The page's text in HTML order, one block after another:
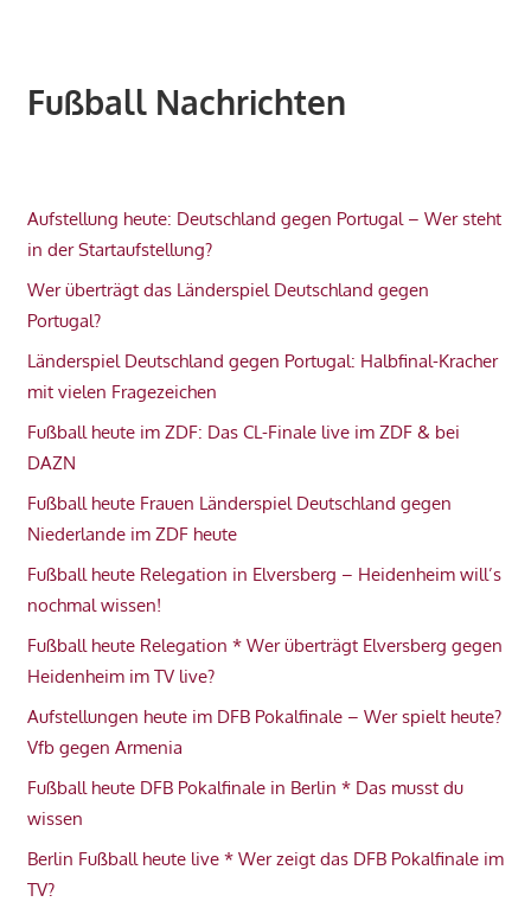
Fußball Nachrichten
Aufstellung heute: Deutschland gegen Portugal – Wer steht
in der Startaufstellung?
Wer überträgt das Länderspiel Deutschland gegen
Portugal?
Länderspiel Deutschland gegen Portugal: Halbfinal-Kracher
mit vielen Fragezeichen
Fußball heute im ZDF: Das CL-Finale live im ZDF & bei
DAZN
Fußball heute Frauen Länderspiel Deutschland gegen
Niederlande im ZDF heute
Fußball heute Relegation in Elversberg – Heidenheim will’s
nochmal wissen!
Fußball heute Relegation * Wer überträgt Elversberg gegen
Heidenheim im TV live?
Aufstellungen heute im DFB Pokalfinale – Wer spielt heute?
Vfb gegen Armenia
Fußball heute DFB Pokalfinale in Berlin * Das musst du
wissen
Berlin Fußball heute live * Wer zeigt das DFB Pokalfinale im
TV?